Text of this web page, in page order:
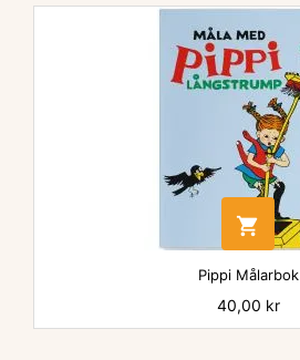

Pippi Målarbok
Pris
40,00 kr